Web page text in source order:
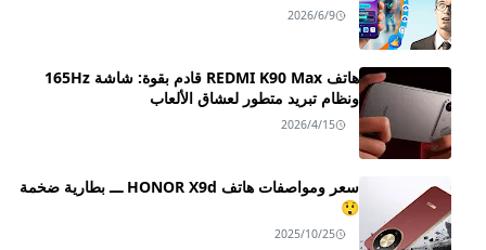
2026/6/9
هاتف REDMI K90 Max قادم بقوة: شاشة 165Hz
ونظام تبريد متطور لعشاق الألعاب
2026/4/15
سعر ومواصفات هاتف HONOR X9d ـــ بطارية ضخمة
😲
2025/10/25